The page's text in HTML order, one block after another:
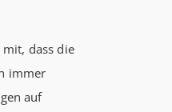
dass die
immer
auf